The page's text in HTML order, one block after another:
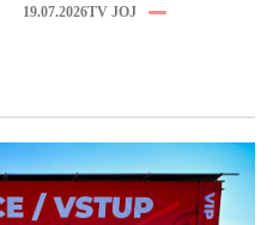
pravidlá pri jedle
19.07.2026TV JOJ